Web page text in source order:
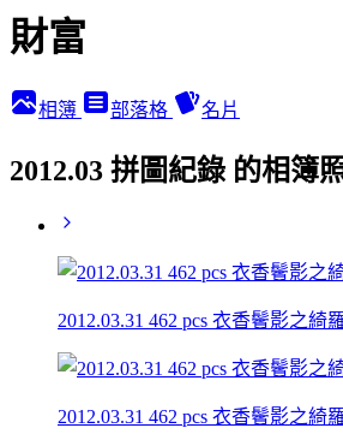
財富
相簿 部落格 名片
2012.03 拼圖紀錄 的相簿
2012.03.31 462 pcs 衣香鬢影之綺
2012.03.31 462 pcs 衣香鬢影之綺